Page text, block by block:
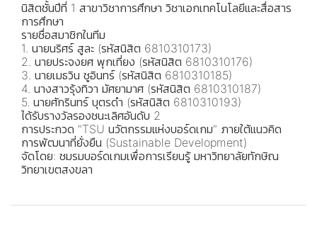
นิสิตชั้นปีที่ 1 สาขาวิชาการศึกษา วิชาเอกเทคโนโลยีและสื่อสาร
การศึกษา
รายชื่อสมาชิกในทีม
1. นายนริศร์ สูละ (รหัสนิสิต 6810310173)
2. นายประจงยศ พุกเที่ยง (รหัสนิสิต 6810310176)
3. นายเมธวิน ชูอินทร์ (รหัสนิสิต 6810310185)
4. นางสาวรุ้งทิวา มัศยามาศ (รหัสนิสิต 6810310187)
5. นายศักรินทร์ บุตรดำ (รหัสนิสิต 6810310193)
ได้รับรางวัลรองชนะเลิศอันดับ 2
การประกวด "TSU นวัตกรรมแห่งบอร์ดเกม" ภายใต้แนวคิด
การพัฒนาที่ยั่งยืน (Sustainable Development)
จัดโดย: ชมรมบอร์ดเกมเพื่อการเรียนรู้ มหาวิทยาลัยทักษิณ
วิทยาเขตสงขลา